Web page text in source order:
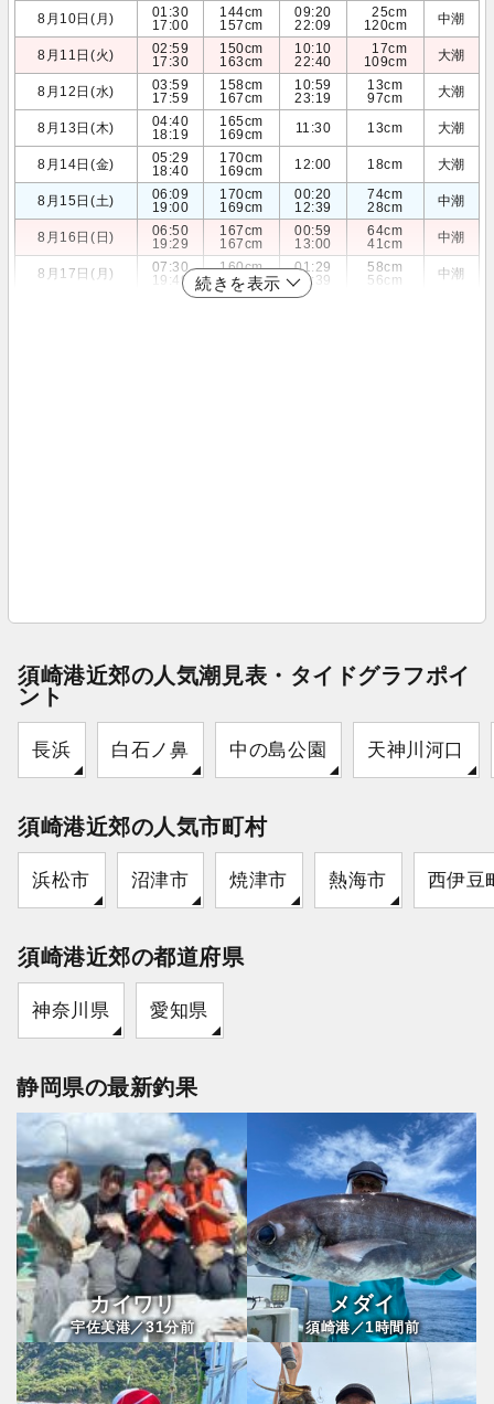
8月10日(月)
01:30
17:00
144cm
157cm
09:20
22:09
25cm
120cm
中潮
8月11日(火)
02:59
17:30
150cm
163cm
10:10
22:40
17cm
109cm
大潮
8月12日(水)
03:59
17:59
158cm
167cm
10:59
23:19
13cm
97cm
大潮
8月13日(木)
04:40
18:19
165cm
169cm
11:30 13cm 大潮
8月14日(金)
05:29
18:40
170cm
169cm
12:00 18cm 大潮
8月15日(土)
06:09
19:00
170cm
169cm
00:20
12:39
74cm
28cm
中潮
8月16日(日)
06:50
19:29
167cm
167cm
00:59
13:00
64cm
41cm
中潮
8月17日(月)
07:30
19:49
160cm
165cm
01:29
13:39
58cm
56cm
中潮
続きを表示
須崎港近郊の人気潮見表・タイドグラフポイ
ント
長浜 白石ノ鼻 中の島公園 天神川河口
須崎港近郊の人気市町村
浜松市 沼津市 焼津市 熱海市 西伊豆
須崎港近郊の都道府県
神奈川県 愛知県
静岡県の最新釣果
カイワリ
宇佐美港／31分前
メダイ
須崎港／1時間前